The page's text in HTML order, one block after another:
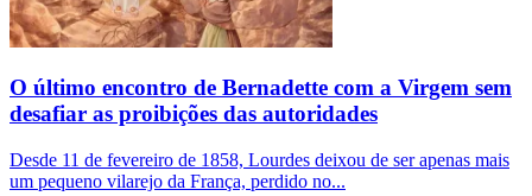
O último encontro de Bernadette com a Virgem sem
desafiar as proibições das autoridades
Desde 11 de fevereiro de 1858, Lourdes deixou de ser apenas mais
um pequeno vilarejo da França, perdido no...